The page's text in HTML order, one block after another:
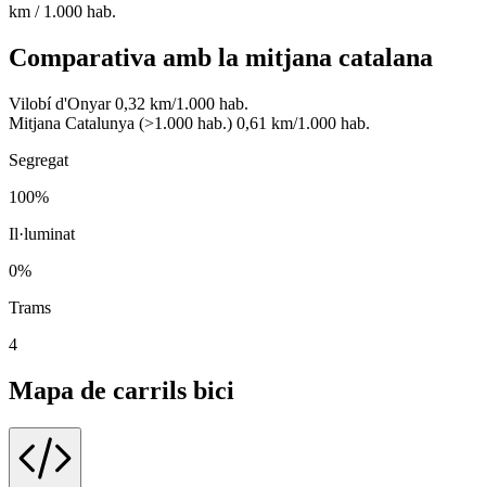
km / 1.000 hab.
Comparativa amb la mitjana catalana
Vilobí d'Onyar 0,32 km/1.000 hab.
Mitjana Catalunya (>1.000 hab.) 0,61 km/1.000 hab.
Segregat
100%
Il·luminat
0%
Trams
4
Mapa de carrils bici